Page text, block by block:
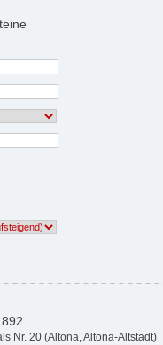
Nr. 20 (Altona, Altona-Altstadt)